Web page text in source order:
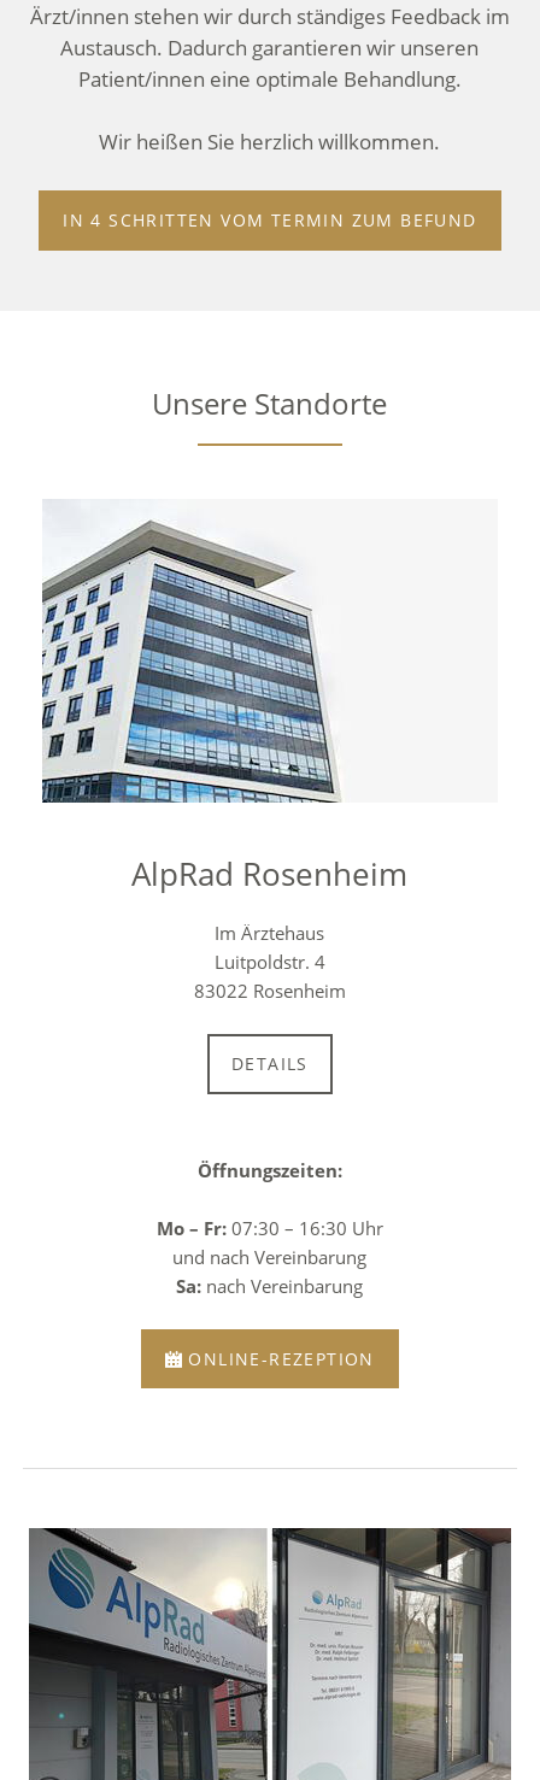
Ärzt/innen stehen wir durch ständiges Feedback im
Austausch. Dadurch garantieren wir unseren
Patient/innen eine optimale Behandlung.
Wir heißen Sie herzlich willkommen.
IN 4 SCHRITTEN VOM TERMIN ZUM BEFUND
Unsere Standorte
AlpRad Rosenheim
Im Ärztehaus
Luitpoldstr. 4
83022 Rosenheim
DETAILS
Öffnungszeiten:
Mo – Fr: 07:30 – 16:30 Uhr
und nach Vereinbarung
Sa: nach Vereinbarung
ONLINE-REZEPTION